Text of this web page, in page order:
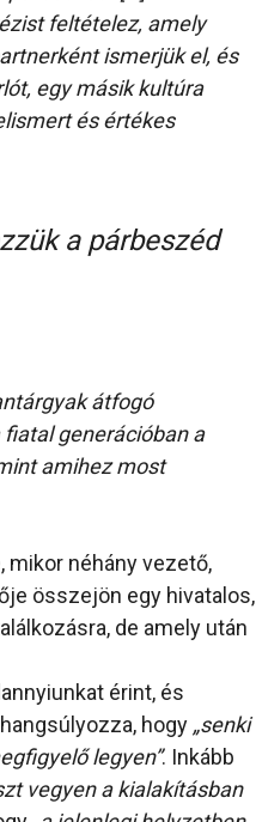
feltételez, amely
ismerjük el, és
egy másik kultúra
és értékes
a párbeszéd
átfogó
generációban a
amihez most
mikor néhány vezető,
összejön egy hivatalos,
de amely után
érint, és
hogy „senki
legyen”. Inkább
vegyen a kialakításban